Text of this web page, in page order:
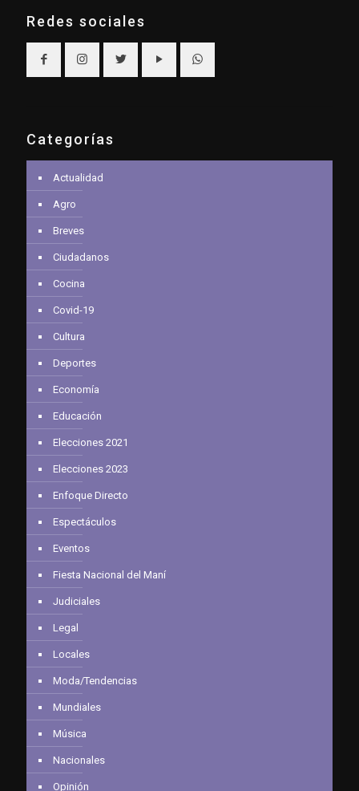
Redes sociales
Categorías
Actualidad
Agro
Breves
Ciudadanos
Cocina
Covid-19
Cultura
Deportes
Economía
Educación
Elecciones 2021
Elecciones 2023
Enfoque Directo
Espectáculos
Eventos
Fiesta Nacional del Maní
Judiciales
Legal
Locales
Moda/Tendencias
Mundiales
Música
Nacionales
Opinión